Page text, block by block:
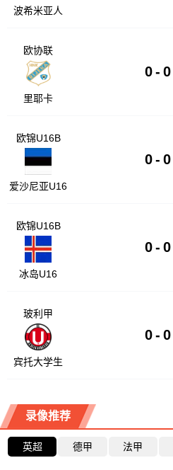
波希米亚人
欧协联
里耶卡
0 - 0
欧锦U16B
爱沙尼亚U16
0 - 0
欧锦U16B
冰岛U16
0 - 0
玻利甲
宾托大学生
0 - 0
录像推荐
英超 德甲 法甲